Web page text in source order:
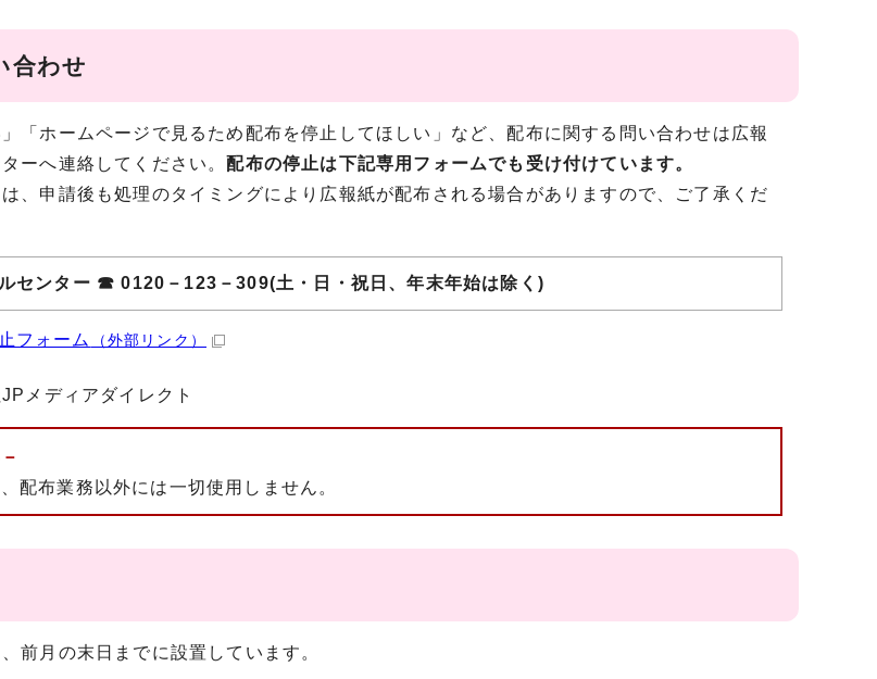
合わせ
「ホームページで見るため配布を停止してほしい」など、配布に関する問い合わせは広報
ーへ連絡してください。配布の停止は下記専用フォームでも受け付けています。
、申請後も処理のタイミングにより広報紙が配布される場合がありますので、ご了承くだ
センター ☎ 0120－123－309(土・日・祝日、年末年始は除く)
フォーム （外部リンク）
メディアダイレクト
配布業務以外には一切使用しません。
前月の末日までに設置しています。